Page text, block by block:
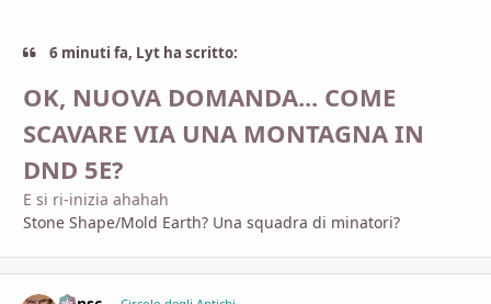
6 minuti fa, Lyt ha scritto:
OK, NUOVA DOMANDA... COME
SCAVARE VIA UNA MONTAGNA IN
DND 5E?
E si ri-inizia ahahah
Stone Shape/Mold Earth? Una squadra di minatori?